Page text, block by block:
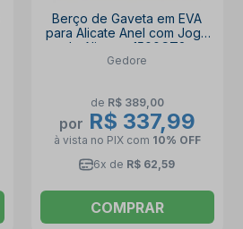
Berço de Gaveta em EVA
para Alicate Anel com Jogo
de Alicates 1500CT2-
ALICATES2CF GEDORE
Gedore
de R$ 389,00
por R$ 337,99
à vista no PIX com 10% OFF
6x de R$ 62,59
COMPRAR